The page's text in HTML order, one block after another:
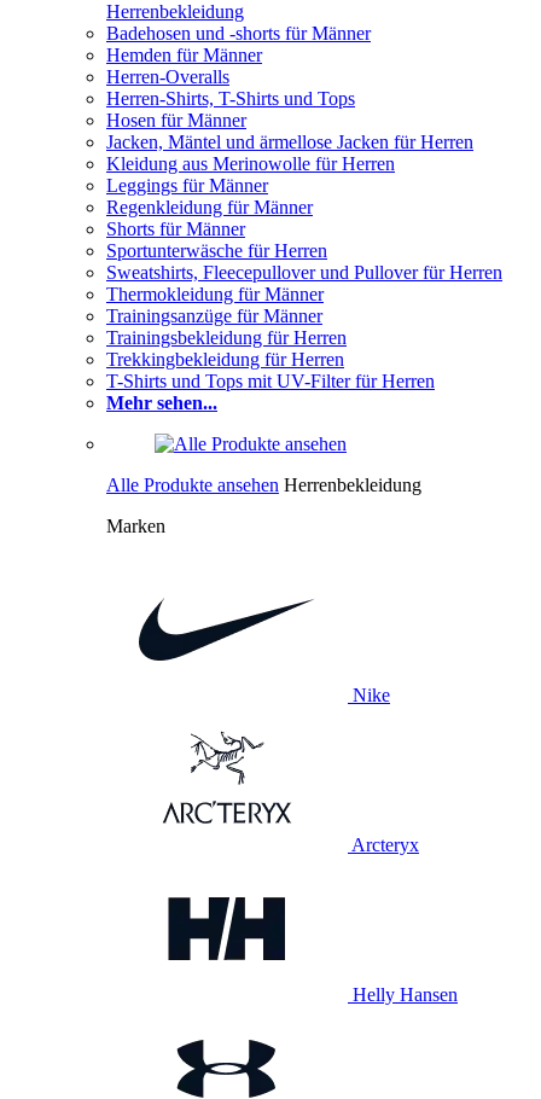
Herrenbekleidung
Badehosen und -shorts für Männer
Hemden für Männer
Herren-Overalls
Herren-Shirts, T-Shirts und Tops
Hosen für Männer
Jacken, Mäntel und ärmellose Jacken für Herren
Kleidung aus Merinowolle für Herren
Leggings für Männer
Regenkleidung für Männer
Shorts für Männer
Sportunterwäsche für Herren
Sweatshirts, Fleecepullover und Pullover für Herren
Thermokleidung für Männer
Trainingsanzüge für Männer
Trainingsbekleidung für Herren
Trekkingbekleidung für Herren
T-Shirts und Tops mit UV-Filter für Herren
Mehr sehen...
Alle Produkte ansehen Herrenbekleidung
Marken
Nike
Arcteryx
Helly Hansen